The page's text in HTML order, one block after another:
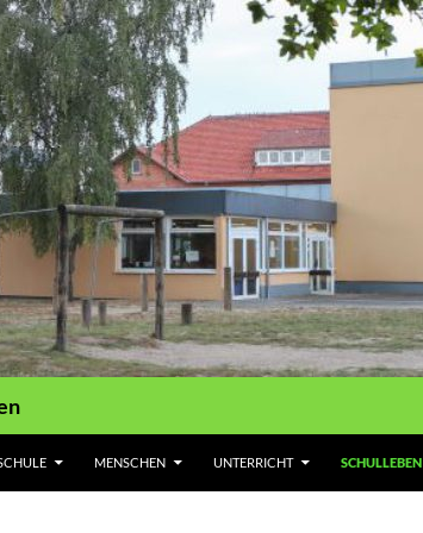
MENSCHEN UNTERRICHT SCHULLEBEN